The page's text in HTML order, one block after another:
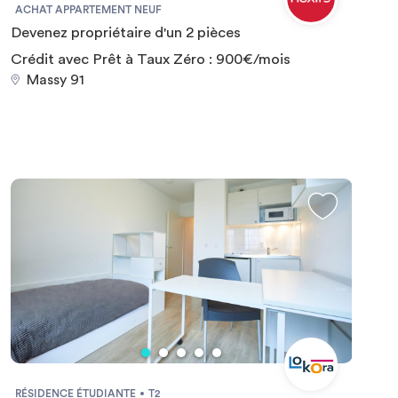
ACHAT APPARTEMENT NEUF
Devenez propriétaire d'un 2 pièces
Crédit avec Prêt à Taux Zéro : 900€/mois
Massy 91
RÉSIDENCE ÉTUDIANTE T2